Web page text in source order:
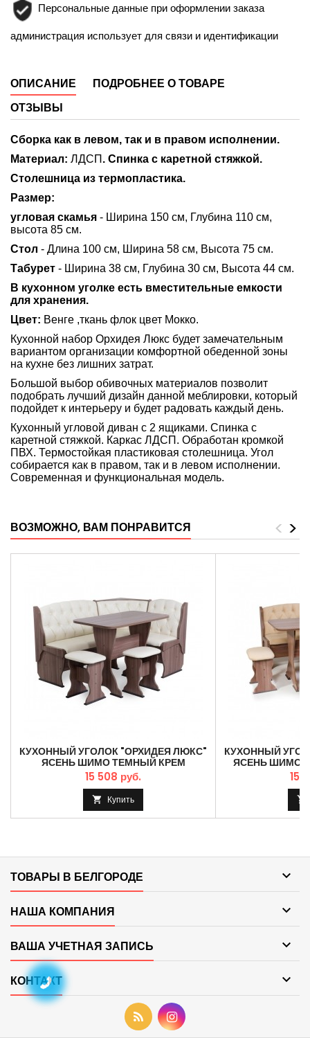
Персональные данные при оформлении заказа
администрация использует для связи и идентификации
ОПИСАНИЕ
ПОДРОБНЕЕ О ТОВАРЕ
ОТЗЫВЫ
Сборка как в левом, так и в правом исполнении.
Материал: ЛДСП . Спинка с каретной стяжкой.
Столешница из термопластика.
Размер:
угловая скамья - Ширина 150 см, Глубина 110 см,
высота 85 см.
Стол - Длина 100 см, Ширина 58 см, Высота 75 см.
Табурет - Ширина 38 см, Глубина 30 см, Высота 44 см.
В кухонном уголке есть вместительные емкости
для хранения.
Цвет: Венге ,ткань флок цвет Мокко.
Кухонной набор Орхидея Люкс будет замечательным
вариантом организации комфортной обеденной зоны
на кухне без лишних затрат.
Большой выбор обивочных материалов позволит
подобрать лучший дизайн данной меблировки, который
подойдет к интерьеру и будет радовать каждый день.
Кухонный угловой диван с 2 ящиками. Спинка с
каретной стяжкой. Каркас ЛДСП. Обработан кромкой
ПВХ. Термостойкая пластиковая столешница. Угол
собирается как в правом, так и в левом исполнении.
Современная и функциональная модель.
ВОЗМОЖНО, ВАМ ПОНРАВИТСЯ >
<
КУХОННЫЙ УГОЛОК "ОРХИДЕЯ ЛЮКС"
ЯСЕНЬ ШИМО ТЕМНЫЙ КРЕМ
15 508 руб.
 Купить
КУХОННЫЙ
ЯСЕНЬ ШИМО
15

ТОВАРЫ В БЕЛГОРОДЕ 
НАША КОМПАНИЯ 
ВАША УЧЕТНАЯ ЗАПИСЬ 
КОНТАКТ 